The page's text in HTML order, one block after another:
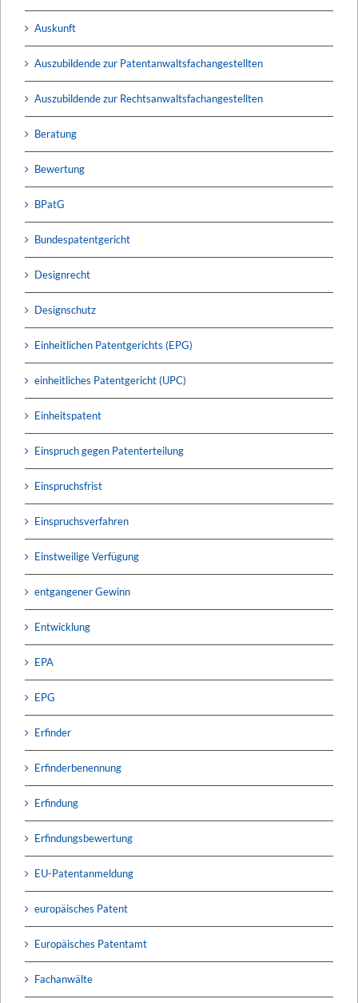
Auskunft
Auszubildende zur Patentanwaltsfachangestellten
Auszubildende zur Rechtsanwaltsfachangestellten
Beratung
Bewertung
BPatG
Bundespatentgericht
Designrecht
Designschutz
Einheitlichen Patentgerichts (EPG)
einheitliches Patentgericht (UPC)
Einheitspatent
Einspruch gegen Patenterteilung
Einspruchsfrist
Einspruchsverfahren
Einstweilige Verfügung
entgangener Gewinn
Entwicklung
EPA
EPG
Erfinder
Erfinderbenennung
Erfindung
Erfindungsbewertung
EU-Patentanmeldung
europäisches Patent
Europäisches Patentamt
Fachanwälte